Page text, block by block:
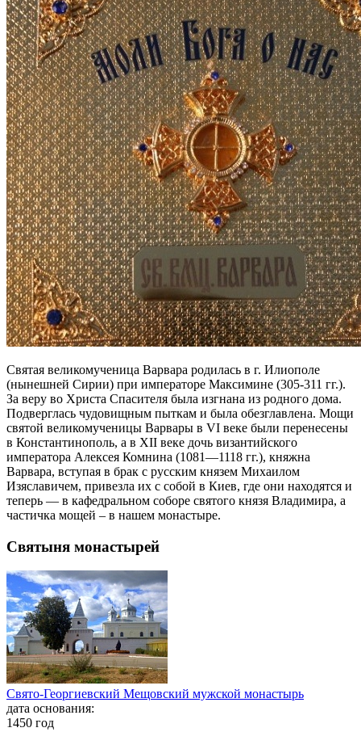
Святая великомученица Варвара родилась в г. Илиополе
(нынешней Сирии) при императоре Максимине (305-311 гг.).
За веру во Христа Спасителя была изгнана из родного дома.
Подверглась чудовищным пыткам и была обезглавлена. Мощи
святой великомученицы Варвары в VI веке были перенесены
в Константинополь, а в XII веке дочь византийского
императора Алексея Комнина (1081—1118 гг.), княжна
Варвара, вступая в брак с русским князем Михаилом
Изяславичем, привезла их с собой в Киев, где они находятся и
теперь — в кафедральном соборе святого князя Владимира, а
частичка мощей – в нашем монастыре.
Святыня монастырей
Свято-Георгиевский Мещовский мужской монастырь
дата основания:
1450 год